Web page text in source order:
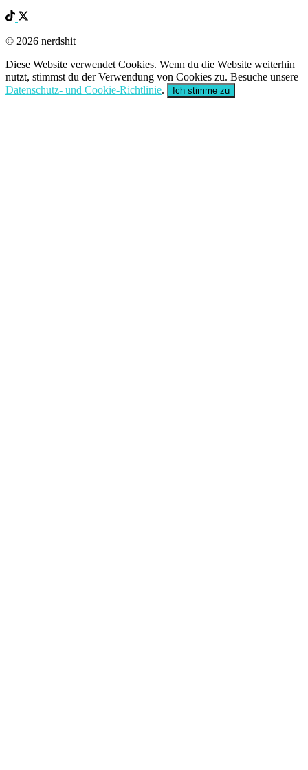
© 2026 nerdshit
Diese Website verwendet Cookies. Wenn du die Website weiterhin
nutzt, stimmst du der Verwendung von Cookies zu. Besuche unsere
Datenschutz- und Cookie-Richtlinie. Ich stimme zu